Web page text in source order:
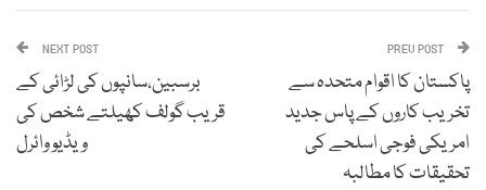
پاکستان کا اقوام متحدہ سے
تخریب کاروں کے پاس جدید
امریکی فوجی اسلحے کی
تحقیقات کا مطالبہ
NEXT POST
برسبین،سانپوں کی لڑائی کے
قریب گولف کھیلتے شخص کی
ویڈیو وائرل